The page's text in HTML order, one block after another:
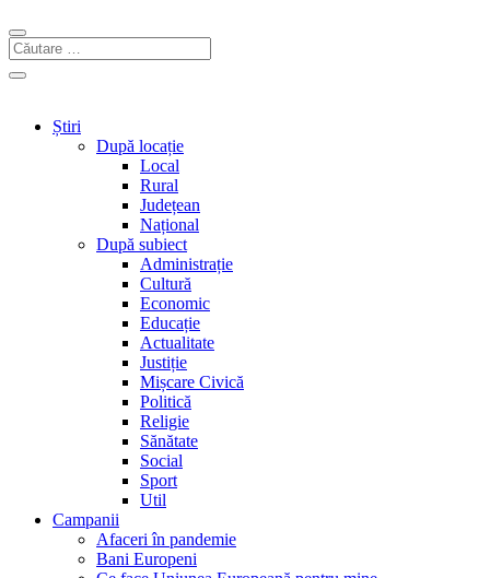
Știri
După locație
Local
Rural
Județean
Național
După subiect
Administrație
Cultură
Economic
Educație
Actualitate
Justiție
Mișcare Civică
Politică
Religie
Sănătate
Social
Sport
Util
Campanii
Afaceri în pandemie
Bani Europeni